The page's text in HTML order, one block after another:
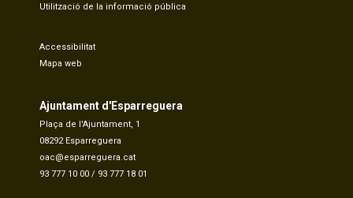
Utilització de la informació pública
Accessibilitat
Mapa web
Ajuntament d'Esparreguera
Plaça de l'Ajuntament, 1
08292 Esparreguera
oac@esparreguera.cat
93 777 10 00 / 93 777 18 01